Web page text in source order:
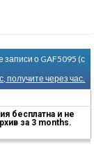
записи о GAF5095 (с
получите через час.
бесплатна и не
за 3 months.